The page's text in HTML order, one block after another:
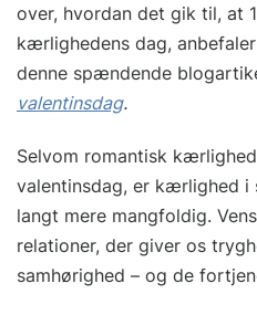
over, hvordan det gik til, at
kærlighedens dag,
denne spændende
valentinsdag.
Selvom romantisk
valentinsdag, er kærlighed i
langt mere mangfoldig.
relationer, der giver os
samhørighed – og de